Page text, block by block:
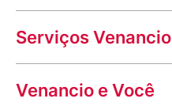
A Venancio
Trabalhe Conosco
Nossas lojas
Indique seu imóvel
Serviços Venancio
Troca e devolução
Mecânica de promoções
Venancio e Você